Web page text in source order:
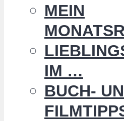
MEIN
IM …
BUCH-